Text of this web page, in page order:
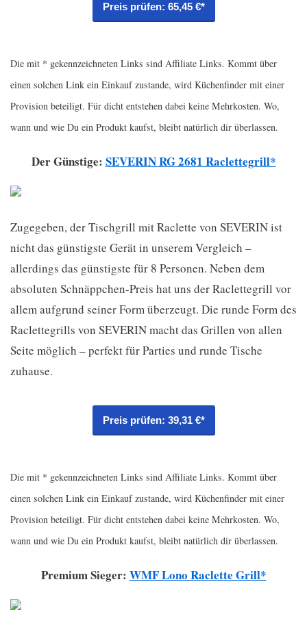
Preis prüfen: 65,45 €*
Die mit * gekennzeichneten Links sind Affiliate Links. Kommt über
einen solchen Link ein Einkauf zustande, wird Küchenfinder mit einer
Provision beteiligt. Für dicht entstehen dabei keine Mehrkosten. Wo,
wann und wie Du ein Produkt kaufst, bleibt natürlich dir überlassen.
Der Günstige: SEVERIN RG 2681 Raclettegrill*
Zugegeben, der Tischgrill mit Raclette von SEVERIN ist
nicht das günstigste Gerät in unserem Vergleich –
allerdings das günstigste für 8 Personen. Neben dem
absoluten Schnäppchen-Preis hat uns der Raclettegrill vor
allem aufgrund seiner Form überzeugt. Die runde Form des
Raclettegrills von SEVERIN macht das Grillen von allen
Seite möglich – perfekt für Parties und runde Tische
zuhause.
Preis prüfen: 39,31 €*
Die mit * gekennzeichneten Links sind Affiliate Links. Kommt über
einen solchen Link ein Einkauf zustande, wird Küchenfinder mit einer
Provision beteiligt. Für dicht entstehen dabei keine Mehrkosten. Wo,
wann und wie Du ein Produkt kaufst, bleibt natürlich dir überlassen.
Premium Sieger: WMF Lono Raclette Grill*